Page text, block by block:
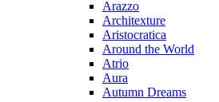
Arazzo
Architexture
Aristocratica
Around the World
Atrio
Aura
Autumn Dreams